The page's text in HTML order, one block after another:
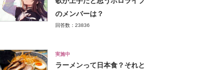
のメンバーは？
回答数：23836
実施中
ラーメンって日本食？それと